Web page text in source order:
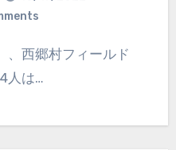
人は…